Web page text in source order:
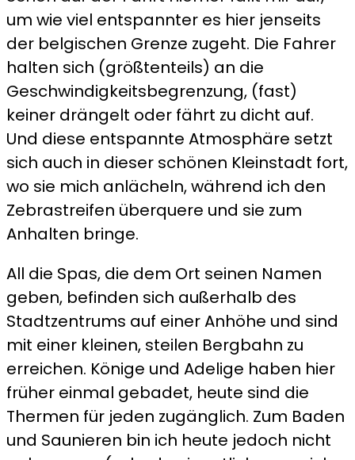
um wie viel entspannter es hier jenseits
der belgischen Grenze zugeht. Die Fahrer
halten sich (größtenteils) an die
Geschwindigkeitsbegrenzung, (fast)
keiner drängelt oder fährt zu dicht auf.
Und diese entspannte Atmosphäre setzt
sich auch in dieser schönen Kleinstadt fort,
wo sie mich anlächeln, während ich den
Zebrastreifen überquere und sie zum
Anhalten bringe.
All die Spas, die dem Ort seinen Namen
geben, befinden sich außerhalb des
Stadtzentrums auf einer Anhöhe und sind
mit einer kleinen, steilen Bergbahn zu
erreichen. Könige und Adelige haben hier
früher einmal gebadet, heute sind die
Thermen für jeden zugänglich. Zum Baden
und Saunieren bin ich heute jedoch nicht